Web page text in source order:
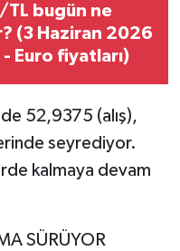
TL bugün ne
(3 Haziran 2026
- Euro fiyatları)
52,9375 (alış),
seyrediyor.
kalmaya devam
SÜRÜYOR